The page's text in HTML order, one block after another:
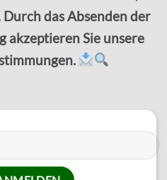
das Absenden der
akzeptieren Sie unsere